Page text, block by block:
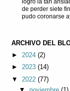
logró la tan
de perder siete
pudo coronarse
ARCHIVO DEL
► 2024 (2)
► 2023 (14)
▼
2022 (77)